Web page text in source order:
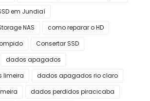
em Jundiaí
NAS
como reparar o HD
Consertar SSD
dados apagados
limeira
dados apagados rio claro
dados perdidos piracicaba